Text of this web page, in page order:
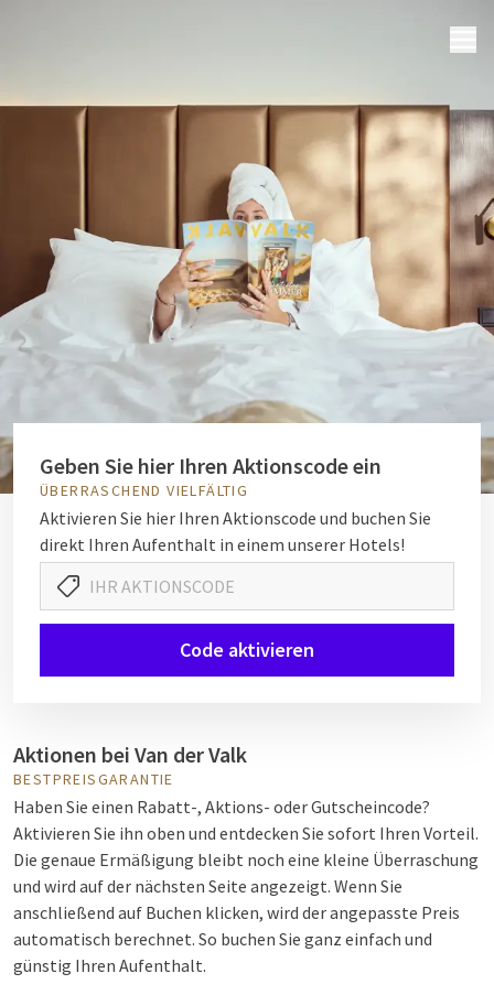
Geben Sie hier Ihren Aktionscode ein
ÜBERRASCHEND VIELFÄLTIG
Aktivieren Sie hier Ihren Aktionscode und buchen Sie
direkt Ihren Aufenthalt in einem unserer Hotels!
Code aktivieren
Aktionen bei Van der Valk
BESTPREISGARANTIE
Haben Sie einen Rabatt-, Aktions- oder Gutscheincode?
Aktivieren Sie ihn oben und entdecken Sie sofort Ihren Vorteil.
Die genaue Ermäßigung bleibt noch eine kleine Überraschung
und wird auf der nächsten Seite angezeigt. Wenn Sie
anschließend auf Buchen klicken, wird der angepasste Preis
automatisch berechnet. So buchen Sie ganz einfach und
günstig Ihren Aufenthalt.